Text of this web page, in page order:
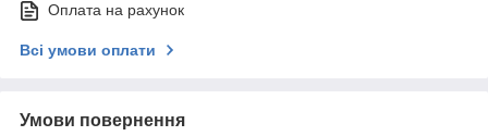
Оплата на рахунок
Всі умови оплати
Умови повернення